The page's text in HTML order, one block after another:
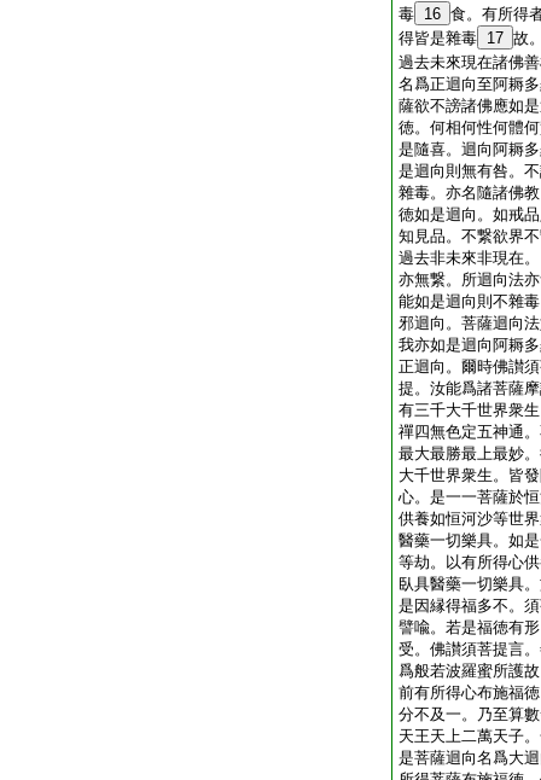
毒 16 食。有所得
得皆是雜毒 17 故
過去未來現在諸佛
名爲正迴向至阿耨
薩欲不謗諸佛應如
徳。何相何性何體
是隨喜。迴向阿耨
是迴向則無有咎。
雜毒。亦名隨諸佛
徳如是迴向。如戒
知見品。不繋欲界
過去非未來非現在
亦無繋。所迴向法
能如是迴向則不雜
邪迴向。菩薩迴向
我亦如是迴向阿耨
正迴向。爾時佛讃
提。汝能爲諸菩薩
有三千大千世界衆
禪四無色定五神通
最大最勝最上最妙
大千世界衆生。皆
心。是一一菩薩於
供養如恒河沙等世
醫藥一切樂具。如
等劫。以有所得心
臥具醫藥一切樂具
是因縁得福多不。
譬喩。若是福徳有
受。佛讃須菩提言
爲般若波羅蜜所護
前有所得心布施福
分不及一。乃至算
天王天上二萬天子
是菩薩迴向名爲大